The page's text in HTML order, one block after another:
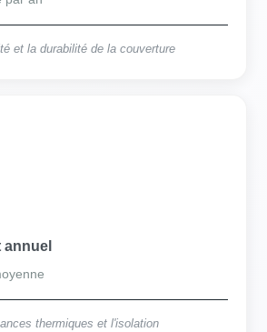
et la durabilité de la couverture
thermiques et l'isolation